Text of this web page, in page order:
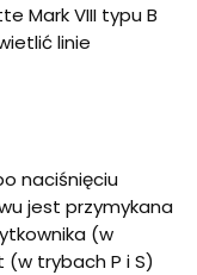
Mark VIII typu B
linie
naciśnięciu
jest przymykana
(w
trybach P i S)